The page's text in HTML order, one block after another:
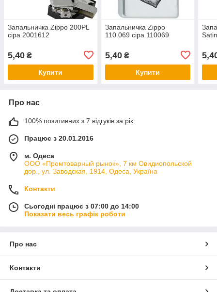
Запальничка Zippo 200PL
сіра 2001612
5,40 ₴
Купити
Запальничка Zippo
110.069 сіра 110069
5,40₴
Купити
Про нас
100% позитивних з 7 відгуків за рік
Працює з 20.01.2016
м. Одеса
ООО «Промтоварный рынок», 7 км Овидиопольской
дор., ул. Заводская, 1914, Одеса, Україна
Контакти
Сьогодні працює з 07:00 до 14:00
Показати весь графік роботи
Про нас
Контакти